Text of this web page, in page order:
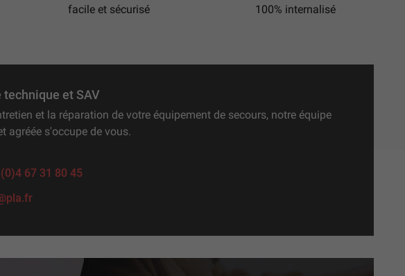
facile et sécurisé
100% internalisé
technique et SAV
et la réparation de votre équipement de secours, notre équipe
agréée s'occupe de vous.
67 31 80 45